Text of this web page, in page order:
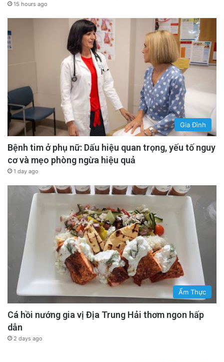
15 hours ago
Gia Đình
Bệnh tim ở phụ nữ: Dấu hiệu quan trọng, yếu tố nguy
cơ và mẹo phòng ngừa hiệu quả
1 day ago
Ẩm Thực
Cá hồi nướng gia vị Địa Trung Hải thơm ngon hấp
dẫn
2 days ago